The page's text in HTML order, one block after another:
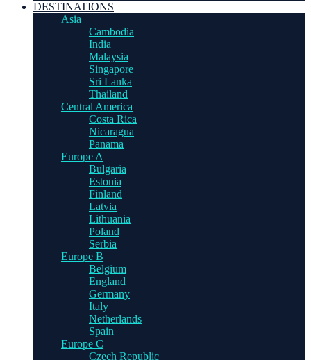
DESTINATIONS
Asia
Cambodia
India
Malaysia
Singapore
Sri Lanka
Thailand
Central America
Costa Rica
Nicaragua
Panama
Europe A
Bulgaria
Estonia
Finland
Latvia
Lithuania
Poland
Serbia
Europe B
Belgium
England
Germany
Italy
Netherlands
Spain
Europe C
Czech Republic